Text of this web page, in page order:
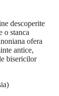
descoperite
o stanca
ofera
antice,
bisericilor